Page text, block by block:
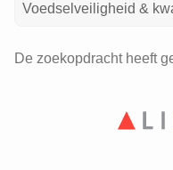
Voedselveiligheid &
De zoekopdracht heeft